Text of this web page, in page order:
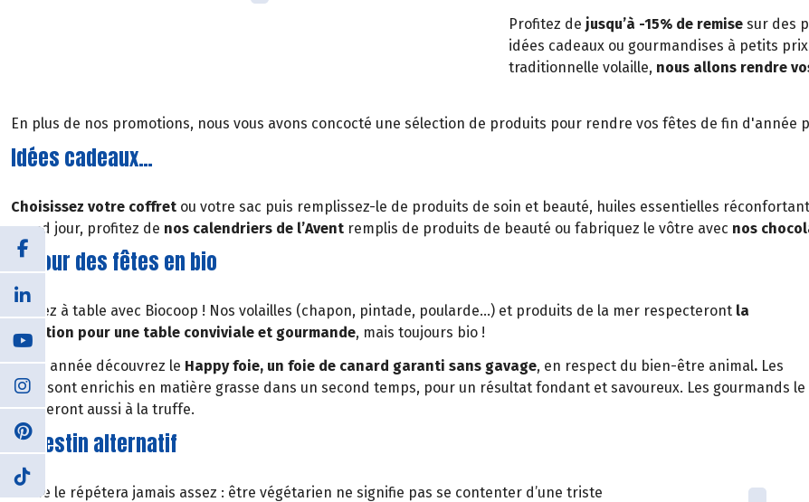
Profitez de jusqu’à -15% de remise sur des
idées cadeaux ou gourmandises à petits
traditionnelle volaille, nous allons rendre
En plus de nos promotions, nous vous avons concocté une sélection de produits pour rendre vos fêtes de fin d'année
Idées cadeaux…
Choisissez votre coffret ou votre sac puis remplissez-le de produits de soin et beauté, huiles essentielles
grand jour, profitez de nos calendriers de l’Avent remplis de produits de beauté ou fabriquez le vôtre avec nos
… pour des fêtes en bio
Passez à table avec Biocoop ! Nos volailles (chapon, pintade, poularde…) et produits de la mer respecteront la
tradition pour une table conviviale et gourmande, mais toujours bio !
Cette année découvrez le Happy foie, un foie de canard garanti sans gavage, en respect du bien-être animal. Les
foies sont enrichis en matière grasse dans un second temps, pour un résultat fondant et savoureux. Les gourmands le
trouveront aussi à la truffe.
Un festin alternatif
On ne le répétera jamais assez : être végétarien ne signifie pas se contenter d’une triste